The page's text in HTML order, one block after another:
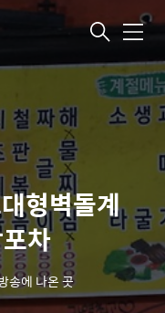
메
뉴
형벽돌계
차
송에 나온 곳